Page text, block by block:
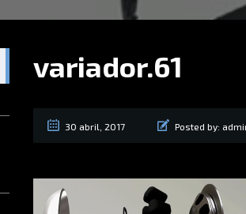
variador.61
30 abril, 2017 Posted by: